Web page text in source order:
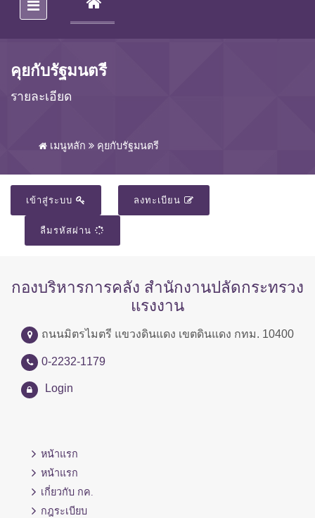
(CURRENT)
คุยกับรัฐมนตรี
รายละเอียด
เมนูหลัก คุยกับรัฐมนตรี
เข้าสู่ระบบ ลงทะเบียน
ลืมรหัสผ่าน
กองบริหารการคลัง สำนักงานปลัดกระทรวง
แรงงาน
ถนนมิตรไมตรี แขวงดินแดง เขตดินแดง กทม. 10400
0-2232-1179
Login
หน้าแรก
หน้าแรก
เกี่ยวกับ กค.
กฎระเบียบ